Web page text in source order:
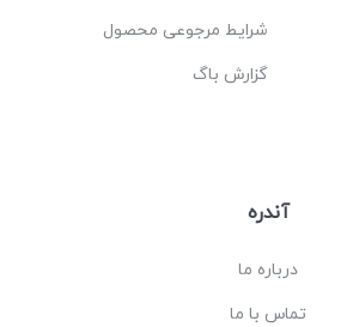
شرایط مرجوعی محصول
گزارش باگ
آندره
درباره ما
تماس با ما